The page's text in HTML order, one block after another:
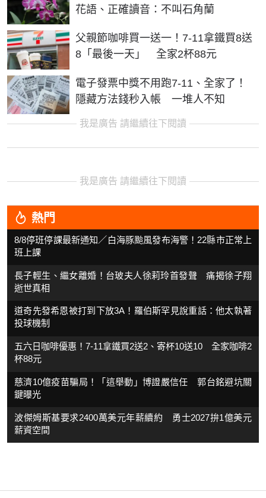
花語、正確讀音：不叫石角蘭
父親節咖啡買一送一！7-11拿鐵買8送
8「最後一天」 全家2杯88元
電子發票中獎不用跑7-11、全家了！
隱藏方法錢秒入帳 一堆人不知
我是廣告 請繼續往下閱讀
我是廣告 請繼續往下閱讀
熱門
8/8停班停課最新通知／白海豚颱風發布海警！22縣市正常上
班上課
長子輕生、繼女離婚！台玻夫人徐莉玲首發聲 痛揭徐子翔
逝世真相
道奇先發希恩被打到下放3A！羅伯斯罕見說重話：他太執著
投球機制
五六日咖啡優惠！7-11拿鐵買2送2、寄杯10送10 全家咖啡2
杯88元
慈濟10億疫苗騙局！「這舉動」博證嚴信任 郭台銘避坑關
鍵曝光
波傑姆斯基要求2400萬美元年薪續約 勇士2027拚1億美元
薪資空間